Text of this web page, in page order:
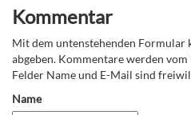
Kommentar
Mit dem untenstehenden Formular
abgeben. Kommentare werden
Felder Name und E-Mail sind
Name